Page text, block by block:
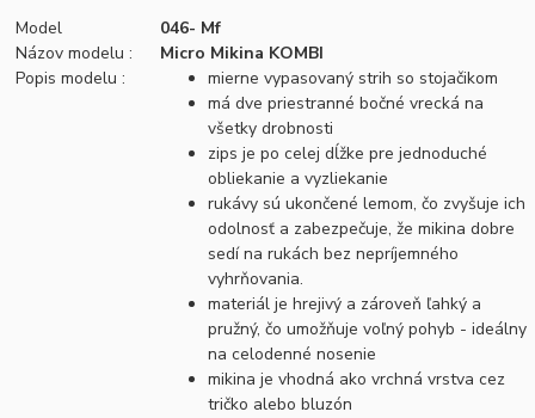
Model
046- Mf
Názov modelu :
Micro Mikina KOMBI
Popis modelu :
mierne vypasovaný strih so stojačikom
má dve priestranné bočné vrecká na
všetky drobnosti
zips je po celej dĺžke pre jednoduché
obliekanie a vyzliekanie
rukávy sú ukončené lemom, čo zvyšuje ich
odolnosť a zabezpečuje, že mikina dobre
sedí na rukách bez nepríjemného
vyhrňovania.
materiál je hrejivý a zároveň ľahký a
pružný, čo umožňuje voľný pohyb - ideálny
na celodenné nosenie
mikina je vhodná ako vrchná vrstva cez
tričko alebo bluzón